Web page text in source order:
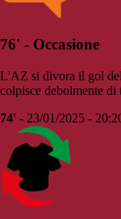
76' - Occasione
L'AZ si divora il gol
colpisce debolmente di
74' - 23/01/2025 -